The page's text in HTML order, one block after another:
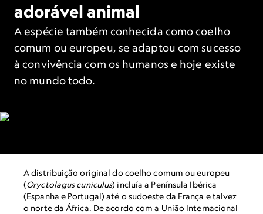
adorável animal
A espécie também conhecida como coelho
comum ou europeu, se adaptou com sucesso
à convivência com os humanos e hoje existe
no mundo todo.
A distribuição original do coelho comum ou europeu
(Oryctolagus cuniculus) incluía a Península Ibérica
(Espanha e Portugal) até o sudoeste da França e talvez
o norte da África. De acordo com a União Internacional